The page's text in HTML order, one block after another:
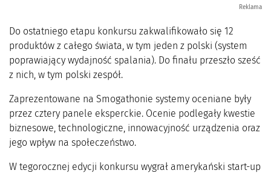
Reklama
Do ostatniego etapu konkursu zakwalifikowało się 12
produktów z całego świata, w tym jeden z polski (system
poprawiający wydajność spalania). Do finału przeszło sześć
z nich, w tym polski zespół.
Zaprezentowane na Smogathonie systemy oceniane były
przez cztery panele eksperckie. Ocenie podlegały kwestie
biznesowe, technologiczne, innowacyjność urządzenia oraz
jego wpływ na społeczeństwo.
W tegorocznej edycji konkursu wygrał amerykański start-up